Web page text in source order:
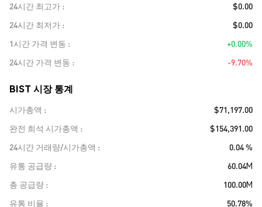
24시간 최고가
$0.00
24시간 최저가
$0.00
1시간 가격 변동
+0.00%
24시간 가격 변동
-9.70%
BIST 시장 통계
시가총액
$71,197.00
완전 희석 시가총액
$154,391.00
24시간 거래량/시가총액
0.04 %
유통 공급량
60.04M
총 공급량
100.00M
유통 비율
50.78%